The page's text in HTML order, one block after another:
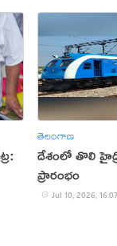
తెలంగాణ
దేశంలో తొలి
ప్రారంభం
Jul 10, 2026,